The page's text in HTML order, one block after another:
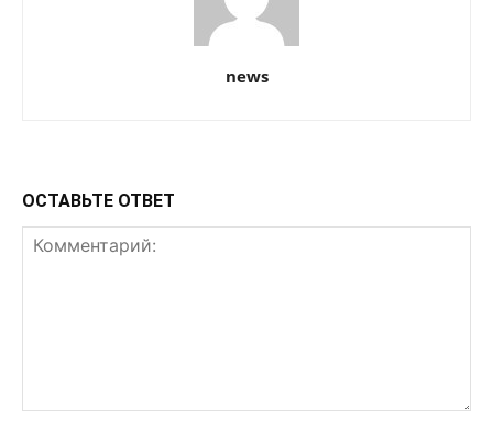
news
ОСТАВЬТЕ ОТВЕТ